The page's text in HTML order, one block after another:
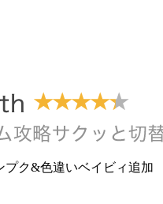
プク&色違いベイビィ追加